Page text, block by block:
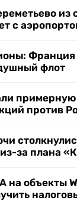
из
с
Франция
флот
примерную
против
за плана
на объекты